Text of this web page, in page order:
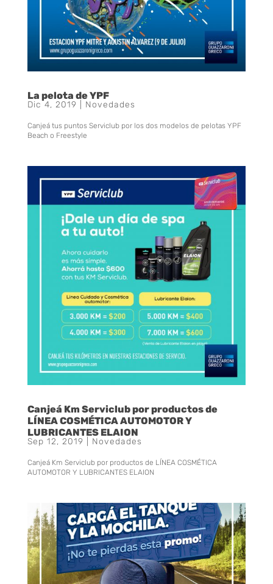
La pelota de YPF
Dic 4, 2019 Novedades
Canjeá tus puntos Serviclub por los dos modelos de pelotas YPF
Beach o Freestyle
Canjeá Km Serviclub por productos de
LÍNEA COSMÉTICA AUTOMOTOR Y
LUBRICANTES ELAION
Sep 12, 2019 Novedades
Canjeá Km Serviclub por productos de LÍNEA COSMÉTICA
AUTOMOTOR Y LUBRICANTES ELAION